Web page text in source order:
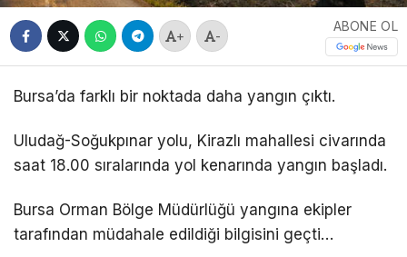
+ -
ABONE OL
Bursa’da farklı bir noktada daha yangın çıktı.
Uludağ-Soğukpınar yolu, Kirazlı mahallesi civarında
saat 18.00 sıralarında yol kenarında yangın başladı.
Bursa Orman Bölge Müdürlüğü yangına ekipler
tarafından müdahale edildiği bilgisini geçti…